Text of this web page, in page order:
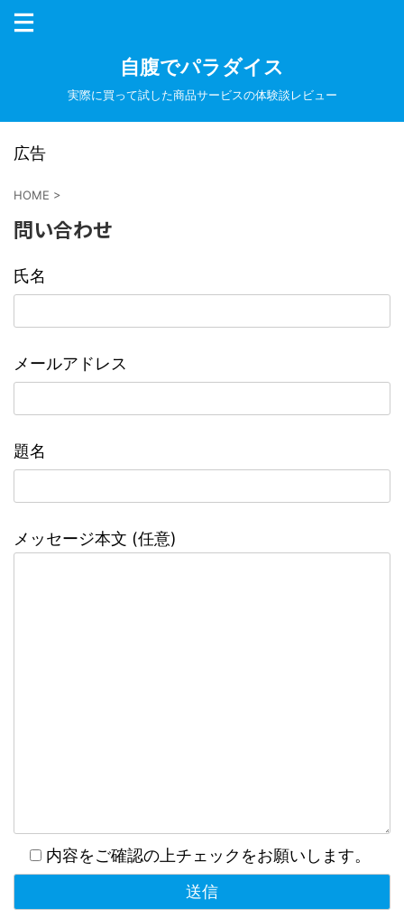
自腹でパラダイス
実際に買って試した商品サービスの体験談レビュー
広告
HOME >
問い合わせ
氏名
メールアドレス
題名
メッセージ本文 (任意)
内容をご確認の上チェックをお願いします。